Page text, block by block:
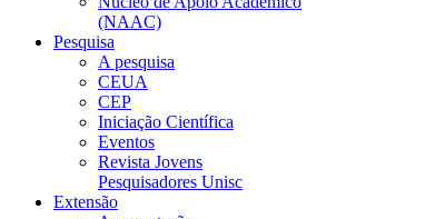
(NAAC)
Pesquisa
A pesquisa
CEUA
CEP
Iniciação Científica
Eventos
Revista Jovens
Pesquisadores Unisc
Extensão